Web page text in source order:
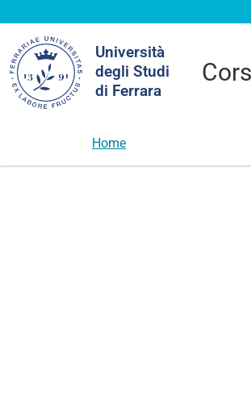
Università
degli Studi
di Ferrara
nel
sito
Home